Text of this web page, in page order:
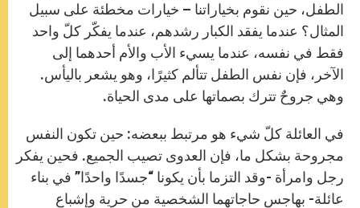
الطفل، حين نقوم بخياراتنا – خيارات مخطئة على سبيل
المثال؟ عندما يفقد الكبار رشدهم، عندما يفكّر كلّ واحد
فقط في نفسه، عندما يسيء الأب والأم أحدهما إلى
الآخر، فإن نفس الطفل تتألم كثيرًا، وهو يشعر باليأس.
وهي جروحٌ تترك بصماتها على مدى الحياة.
في العائلة كلّ شيء هو مرتبط ببعضه: حين تكون النفس
مجروحة بشكل ما، فإن العدوى تصيب الجميع. فحين يفكر
رجل وامرأة -وقد التزما بأن يكونا “جسدًا واحدًا” في بناء
عائلة- بهاجس حاجاتهما الشخصية من حرية وإشباع